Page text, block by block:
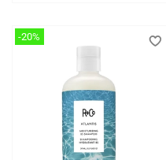
-20%